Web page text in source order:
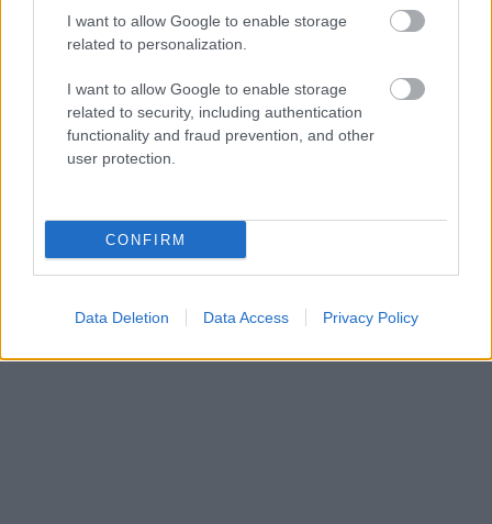
I want to allow Google to enable storage
related to personalization.
I want to allow Google to enable storage
related to security, including authentication
functionality and fraud prevention, and other
user protection.
CONFIRM
Data Deletion Data Access Privacy Policy